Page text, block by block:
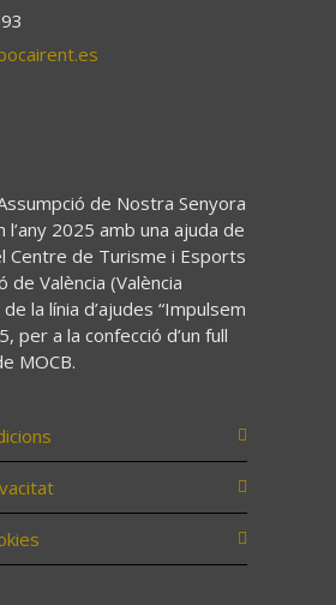
de Nostra Senyora
2025 amb una ajuda de
Centre de Turisme i Esports
de València (València
la línia d’ajudes “Impulsem
per a la confecció d’un full
MOCB.